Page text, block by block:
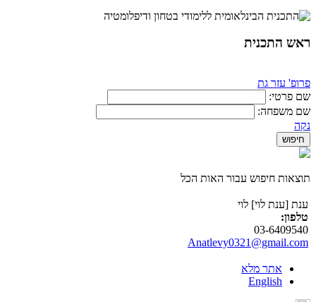
ראש התכנית
פרופ' עזר גת
שם פרטי:
שם משפחה:
נקה
תוצאות חיפוש עבור האות הכל
ענת [ענת לוי] לוי
טלפון:
03-6409540
Anatlevy0321@gmail.com
אתר מלא
English